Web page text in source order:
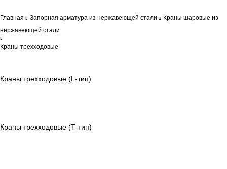
Главная Запорная арматура из нержавеющей стали
Краны шаровые из
нержавеющей стали
Краны трехходовые
Краны трехходовые (L-тип)
Краны трехходовые (Т-тип)